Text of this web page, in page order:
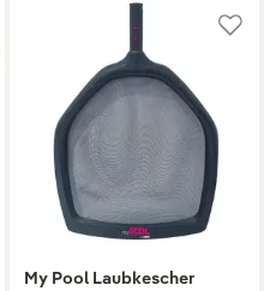
My Pool Laubkescher